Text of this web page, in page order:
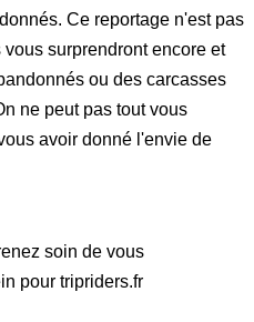
Ce reportage n'est pas
surprendront encore et
ou des carcasses
ne peut pas tout vous
avoir donné l'envie de
soin de vous
pour tripriders.fr